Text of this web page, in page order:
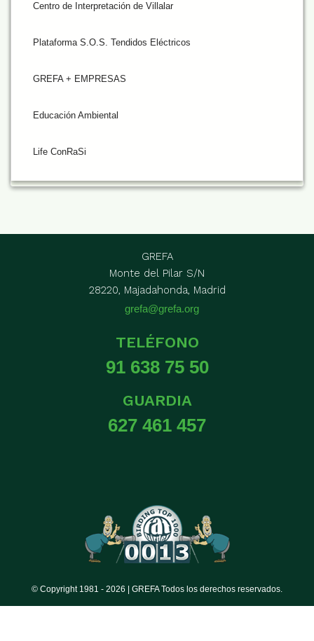
Centro de Interpretación de Villalar
Plataforma S.O.S. Tendidos Eléctricos
GREFA + EMPRESAS
Educación Ambiental
Life ConRaSi
GREFA
Monte del Pilar S/N
28220, Majadahonda, Madrid
grefa@grefa.org
TELÉFONO
91 638 75 50
GUARDIA
627 461 457
© Copyright 1981 - 2026 | GREFA Todos los derechos reservados.